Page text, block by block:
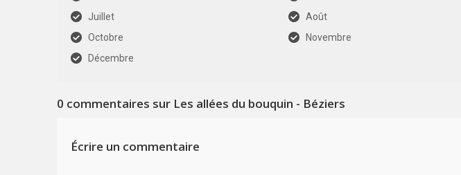
Juillet
Août
Octobre
Novembre
Décembre
0 commentaires sur Les allées du bouquin - Béziers
Écrire un commentaire